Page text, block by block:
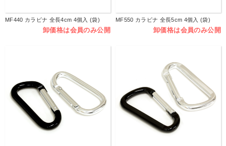
MF440 カラビナ 全長4cm 4個入 (袋)
卸価格は会員のみ公開
MF550 カラビナ 全長5cm 4個入 (袋)
卸価格は会員のみ公開